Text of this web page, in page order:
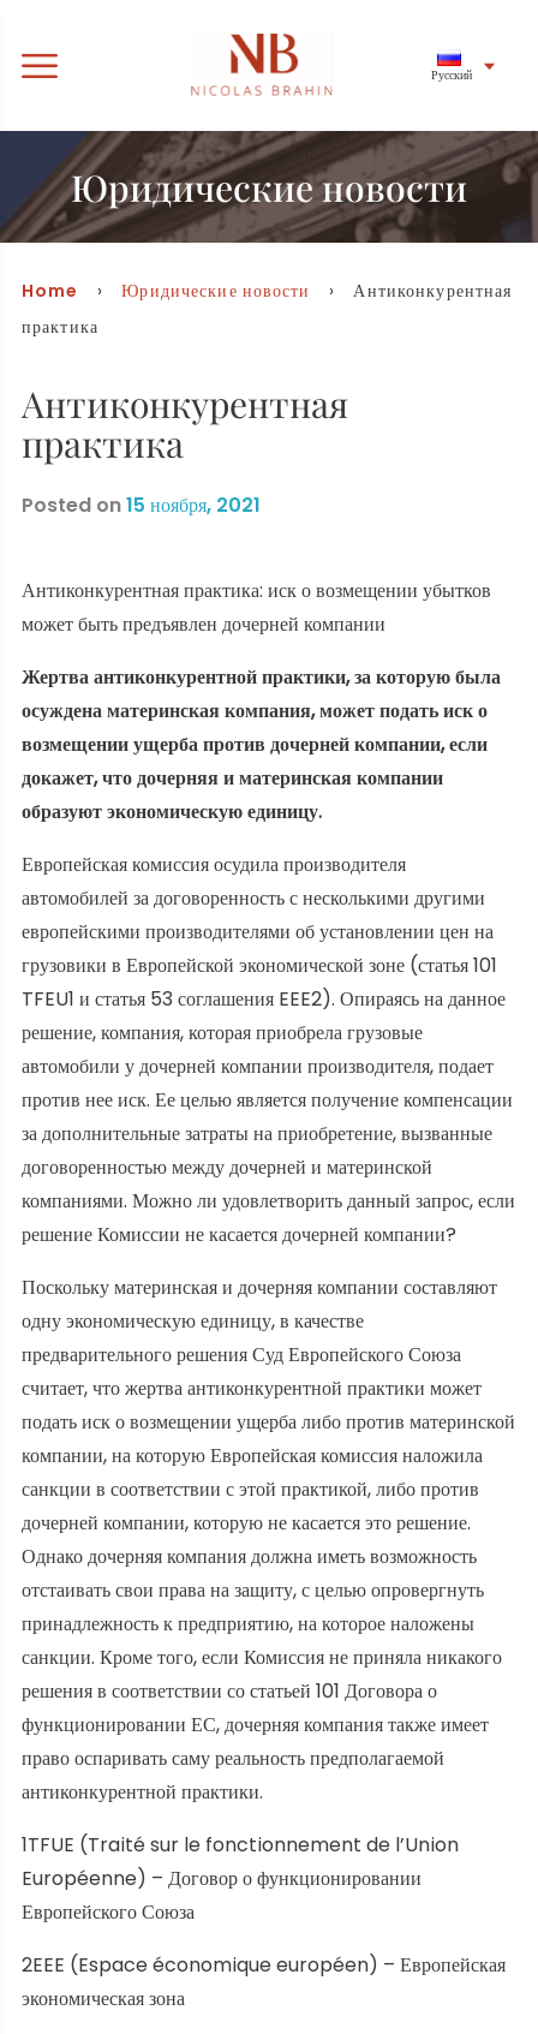
Русский
Юридические новости
Home ›Юридические новости
› Антиконкурентная
практика
Антиконкурентная
практика
Posted on15 ноября, 2021
Антиконкурентная практика: иск о возмещении убытков
может быть предъявлен дочерней компании
Жертва антиконкурентной практики, за которую была
осуждена материнская компания, может подать иск о
возмещении ущерба против дочерней компании, если
докажет, что дочерняя и материнская компании
образуют экономическую единицу.
Европейская комиссия осудила производителя
автомобилей за договоренность с несколькими другими
европейскими производителями об установлении цен на
грузовики в Европейской экономической зоне (статья 101
TFEU1 и статья 53 соглашения EEE2). Опираясь на данное
решение, компания, которая приобрела грузовые
автомобили у дочерней компании производителя, подает
против нее иск. Ее целью является получение компенсации
за дополнительные затраты на приобретение, вызванные
договоренностью между дочерней и материнской
компаниями. Можно ли удовлетворить данный запрос, если
решение Комиссии не касается дочерней компании?
Поскольку материнская и дочерняя компании составляют
одну экономическую единицу, в качестве
предварительного решения Суд Европейского Союза
считает, что жертва антиконкурентной практики может
подать иск о возмещении ущерба либо против материнской
компании, на которую Европейская комиссия наложила
санкции в соответствии с этой практикой, либо против
дочерней компании, которую не касается это решение.
Однако дочерняя компания должна иметь возможность
отстаивать свои права на защиту, с целью опровергнуть
принадлежность к предприятию, на которое наложены
санкции. Кроме того, если Комиссия не приняла никакого
решения в соответствии со статьей 101 Договора о
функционировании ЕС, дочерняя компания также имеет
право оспаривать саму реальность предполагаемой
антиконкурентной практики.
1TFUE (Traité sur le fonctionnement de l’Union
Européenne) – Договор о функционировании
Европейского Союза
2EEE (Espace économique européen) – Европейская
экономическая зона